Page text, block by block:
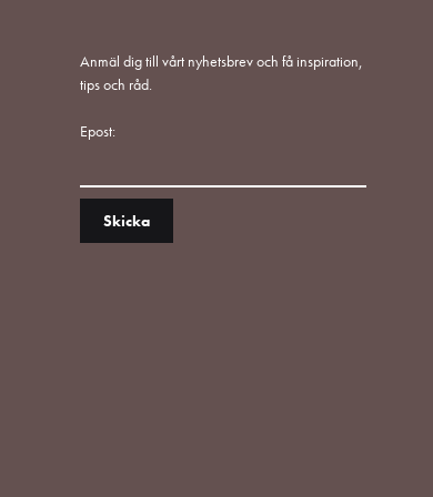
Anmäl dig till vårt nyhetsbrev och få inspiration,
tips och råd.
Epost: